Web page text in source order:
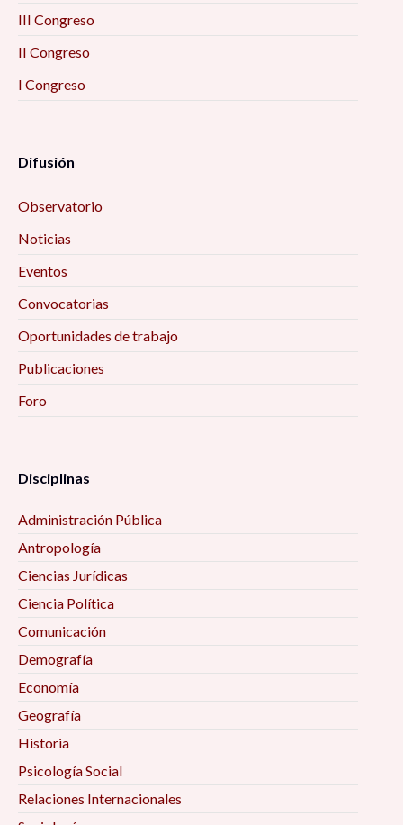
puede ser 10:00 am
Metamorfosis: Familia, emociones y pandemia
SENTIK: Creación de redes sociales para la
Ciclo de conferencias «Educación, Actividad
Física y Salud» 10:00 am
Encuentro Interinstitucional de Estudios
Etarios 10:00 am
ejercicio de derechos políticos y civiles 10:00 am
La filosofía de las ciencias sociales 10:00 am
Mujeres, vejez y envejecimiento desde algunas
Digital 10:00 am
Desafíos teórico-metodológicos para el
estudio de los movimientos sociales, la política
pandemia 10:00 am
III Congreso
II Congreso
I Congreso
Difusión
Observatorio
Noticias
Eventos
Convocatorias
Oportunidades de trabajo
Publicaciones
Foro
Disciplinas
Administración Pública
Antropología
Ciencias Jurídicas
Ciencia Política
Comunicación
Demografía
Economía
Geografía
Historia
Psicología Social
Relaciones Internacionales